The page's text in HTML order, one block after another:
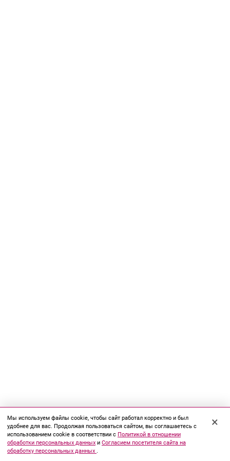
Мы используем файлы cookie, чтобы сайт работал корректно и был
удобнее для вас. Продолжая пользоваться сайтом, вы соглашаетесь с
использованием cookie в соответствии с Политикой в отношении
обработки персональных данных и Согласием посетителя сайта на
обработку персональных данных .
×